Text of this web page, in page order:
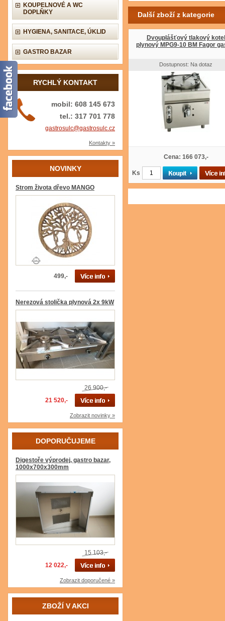
KOUPELNOVÉ A WC
DOPLŇKY
HYGIENA, SANITACE, ÚKLID
GASTRO BAZAR
RYCHLÝ KONTAKT
mobil: 608 145 673
tel.: 317 701 778
gastrosulc@gastrosulc.cz
Kontakty »
NOVINKY
Strom života dřevo MANGO
499,-
Nerezová stolička plynová 2x 9kW
26 900,-
21 520,-
Zobrazit novinky »
DOPORUČUJEME
Digestoře výprodej, gastro bazar,
1000x700x300mm
15 103,-
12 022,-
Zobrazit doporučené »
ZBOŽÍ V AKCI
Další zboží z kategorie
Dvouplášťový tlakový kotel
plynový MPG9-10 BM Fagor
Dostupnost: Na dotaz
Cena: 166 073,-
Ks